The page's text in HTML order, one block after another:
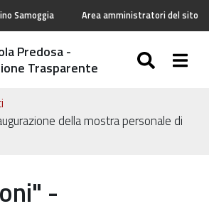
Samoggia Area amministratori del sito
Predosa -
Trasparente
della mostra personale di
-